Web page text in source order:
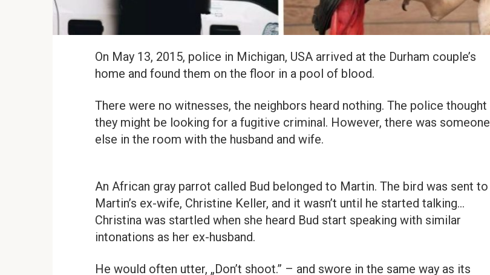
On May 13, 2015, police in Michigan, USA arrived at the Durham couple’s
home and found them on the floor in a pool of blood.
There were no witnesses, the neighbors heard nothing. The police thought
they might be looking for a fugitive criminal. However, there was someone
else in the room with the husband and wife.
An African gray parrot called Bud belonged to Martin. The bird was sent to
Martin’s ex-wife, Christine Keller, and it wasn’t until he started talking…
Christina was startled when she heard Bud start speaking with similar
intonations as her ex-husband.
He would often utter, „Don’t shoot.” – and swore in the same way as its